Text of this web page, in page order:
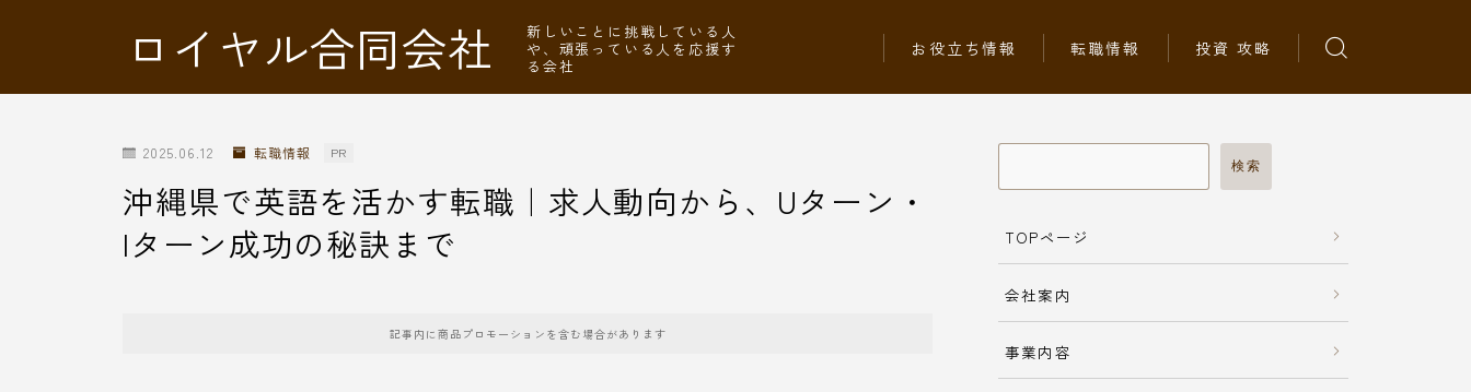
ロイヤル合同会社
新しいことに挑戦している人
や、頑張っている人を応援す
る会社
お役立ち情報 転職情報 投資 攻略
2025.06.12 転職情報 PR
沖縄県で英語を活かす転職｜求人動向から、Uターン・
Iターン成功の秘訣まで
記事内に商品プロモーションを含む場合があります
検索
TOPページ
会社案内
事業内容